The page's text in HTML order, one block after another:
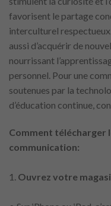
favorisent le partage
interculturel
aussi d’acquérir de
nourrissant
personnel. Pour une
soutenues par la
d’éducation continue,
Comment télécharger
communication:
1. Ouvrez votre